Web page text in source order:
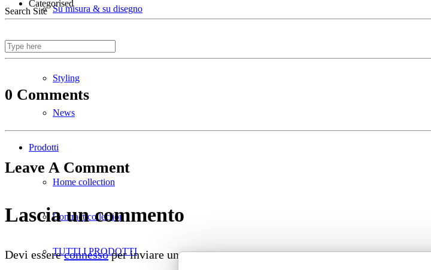
Su misura & su disegno
Divani ignifughi
Styling
News
Prodotti
Home collection
Contract collection
TUTTI I PRODOTTI
Search Site
Categorised
0 Comments
Leave A Comment
Lascia un commento
Devi essereconnessoper inviare un commento.